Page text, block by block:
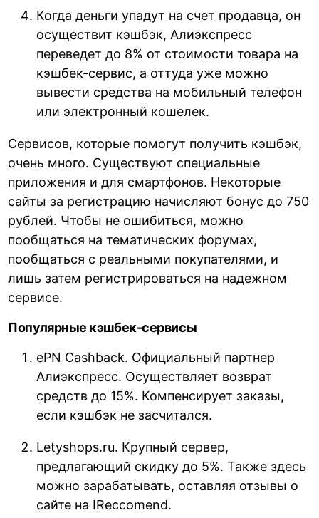
Когда деньги упадут на счет продавца, он
осуществит кэшбэк, Алиэкспресс
переведет до 8% от стоимости товара на
кэшбек-сервис, а оттуда уже можно
вывести средства на мобильный телефон
или электронный кошелек.
Сервисов, которые помогут получить кэшбэк,
очень много. Существуют специальные
приложения и для смартфонов. Некоторые
сайты за регистрацию начисляют бонус до 750
рублей. Чтобы не ошибиться, можно
пообщаться на тематических форумах,
пообщаться с реальными покупателями, и
лишь затем регистрироваться на надежном
сервисе.
Популярные кэшбек-сервисы
ePN Cashback. Официальный партнер
Алиэкспресс. Осуществляет возврат
средств до 15%. Компенсирует заказы,
если кэшбэк не засчитался.
Letyshops.ru. Крупный сервер,
предлагающий скидку до 5%. Также здесь
можно зарабатывать, оставляя отзывы о
сайте на IReccomend.